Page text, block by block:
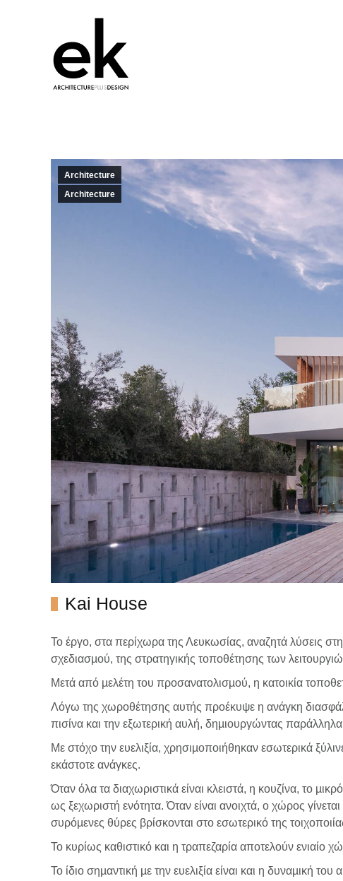
Architecture
Architecture
Kai House
Το έργο, στα περίχωρα της Λευκωσίας, αναζητά λύσεις
σχεδιασµού, της στρατηγικής τοποθέτησης των
Μετά από µελέτη του προσανατολισµού, η κατοικία
Λόγω της χωροθέτησης αυτής προέκυψε η ανάγκη
πισίνα και την εξωτερική αυλή, δηµιουργώντας
Με στόχο την ευελιξία, χρησιµοποιήθηκαν εσωτερικά
εκάστοτε ανάγκες.
Όταν όλα τα διαχωριστικά είναι κλειστά, η κουζίνα, το
ως ξεχωριστή ενότητα. Όταν είναι ανοιχτά, ο χώρος γίνεται
συρόµενες θύρες βρίσκονται στο εσωτερικό της
Το κυρίως καθιστικό και η τραπεζαρία αποτελούν ενιαίο
Το ίδιο σηµαντική µε την ευελιξία είναι και η δυναµική του